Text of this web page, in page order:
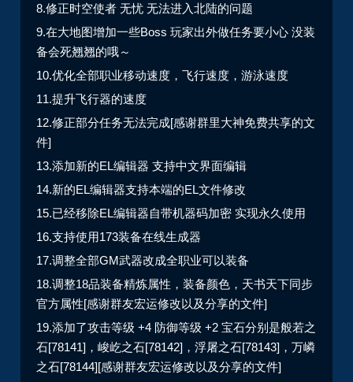
8.修正时空使者 无忧 无法进入北陆的问题
9.在大地图增加一些Boss 玩家出外做任务要小心 没装
备会死翘翘的哦～
10.优化全部职业移动速度，飞行速度，游泳速度
11.提升飞行器的速度
12.修正部分任务无法完成[感谢群里大神免费共享的文
件]
13.添加新的EL编辑器 支持中文界面编辑
14.新的EL编辑器支持本端的EL文件修改
15.已经移除EL编辑器自带机器码加密 实现永久使用
16.支持使用173装备在线生成器
17.调整全部GM武器改成全职业可以装备
18.调整18品装备精炼属性，装备颜色，天书天下同步
官方属性[感谢群友宏运修改以及分享的文件]
19.添加了攻击等级 +4 防御等级 +2 宝石分别是般若之
石[78141]，峻屹之石[78142]，浮屠之石[78143]，万嶙
之石[78144][感谢群友宏运修改以及分享的文件]